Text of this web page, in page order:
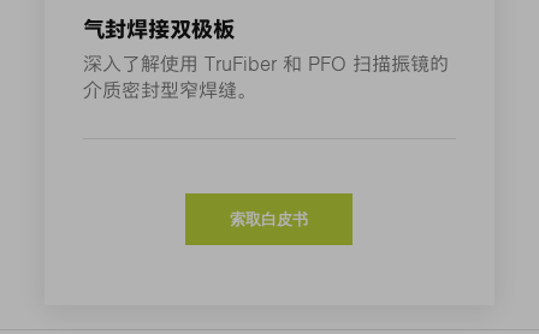
气封焊接双极板
深入了解使用 TruFiber 和 PFO 扫描振镜的
介质密封型窄焊缝。
索取白皮书